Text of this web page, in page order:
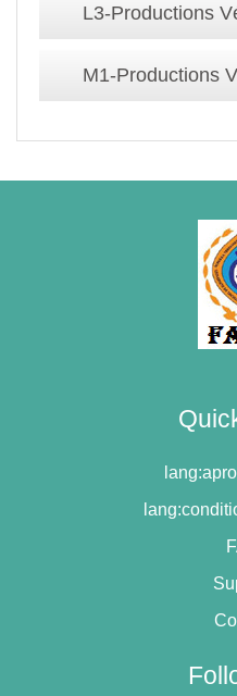
L3-Productions
M1-Productions